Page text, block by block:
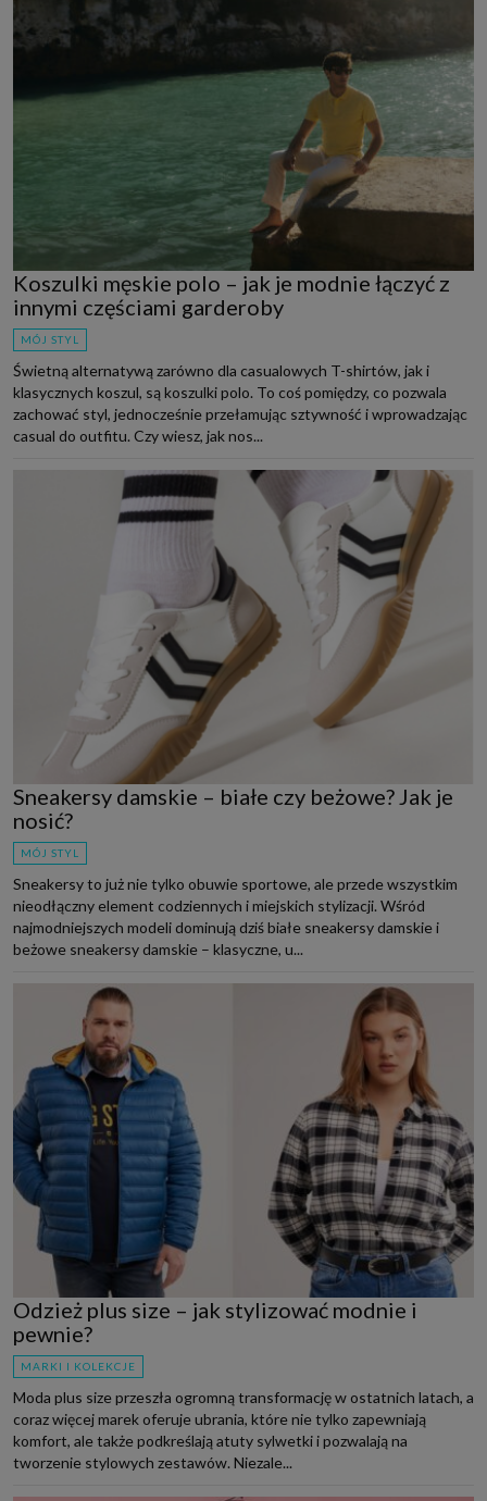
Koszulki męskie polo – jak je modnie łączyć z
innymi częściami garderoby
MÓJ STYL
Świetną alternatywą zarówno dla casualowych T-shirtów, jak i
klasycznych koszul, są koszulki polo. To coś pomiędzy, co pozwala
zachować styl, jednocześnie przełamując sztywność i wprowadzając
casual do outfitu. Czy wiesz, jak nos...
Sneakersy damskie – białe czy beżowe? Jak je
nosić?
MÓJ STYL
Sneakersy to już nie tylko obuwie sportowe, ale przede wszystkim
nieodłączny element codziennych i miejskich stylizacji. Wśród
najmodniejszych modeli dominują dziś białe sneakersy damskie i
beżowe sneakersy damskie – klasyczne, u...
Odzież plus size – jak stylizować modnie i
pewnie?
MARKI I KOLEKCJE
Moda plus size przeszła ogromną transformację w ostatnich latach, a
coraz więcej marek oferuje ubrania, które nie tylko zapewniają
komfort, ale także podkreślają atuty sylwetki i pozwalają na
tworzenie stylowych zestawów. Niezale...